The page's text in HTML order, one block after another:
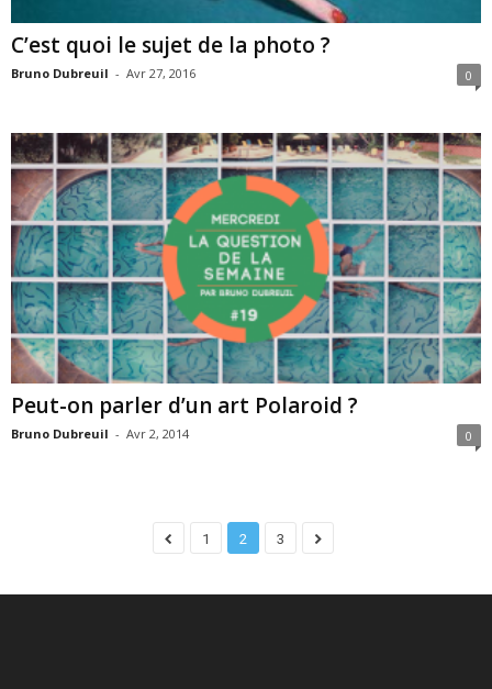
C’est quoi le sujet de la photo ?
Bruno Dubreuil - Avr 27, 2016 0
Peut-on parler d’un art Polaroid ?
Bruno Dubreuil - Avr 2, 2014 0
1 2 3